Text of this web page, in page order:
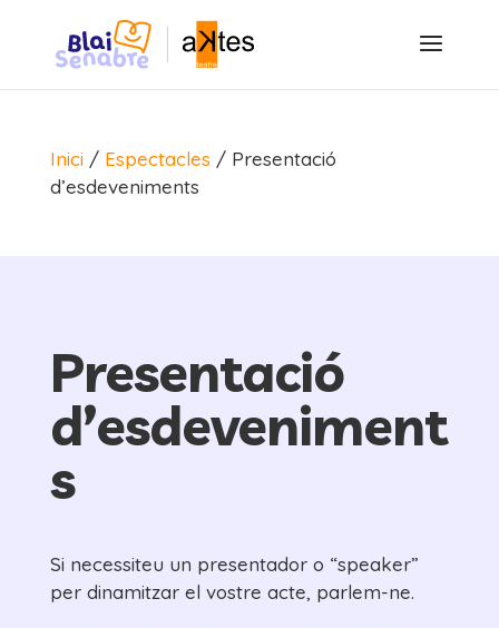
Inici/ Espectacles / Presentació
d’esdeveniments
Presentació
d’esdeveniment
s
Si necessiteu un presentador o “speaker”
per dinamitzar el vostre acte, parlem-ne.